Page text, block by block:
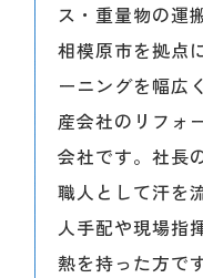
ス・重量物の運
相模原市を拠点
ーニングを幅広
産会社のリフォ
会社です。社長
職人として汗を
人手配や現場指
熱を持った方です